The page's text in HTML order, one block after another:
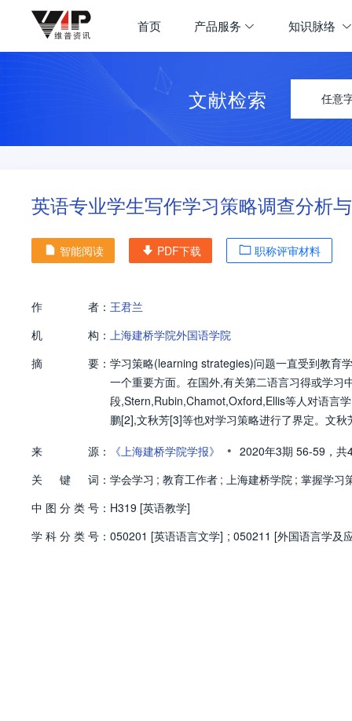
首页 产品服务 知识脉络
文献检索 任意
英语专业学生写作学习策略调查分
智能阅读 PDF下载 职称评审材料
作 者： 王君兰
机
构： 上海建桥学院外国语学院
摘
要： 学习策略(learning strategies)问题一直受到教育
一个重要方面。在国外,有关第二语言习得或学
段,Stern,Rubin,Chamot,Oxford,Ellis等人对语言
鹏[2],文秋芳[3]等也对学习策略进行了界定。文
来
源： 《上海建桥学院学报》 • 2020年3期 56-59， 共
关
键 词： 学会学习 ; 教育工作者 ; 上海建桥学院 ; 掌握学习
中 图 分 类 号： H319 [英语教学]
学 科 分 类 号： 050201 [英语语言文学] ; 050211 [外国语言学及